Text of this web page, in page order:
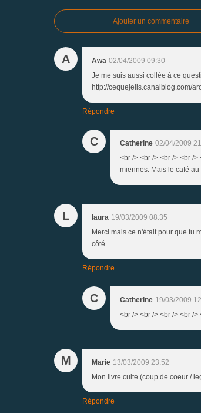
Ajouter un commentaire
A Awa 02/04/2009 09:30
Je me suis aussi collée à ce
http://cequejelis.canalblog.com/
Répondre
C Catherine 02/04/2009
<br /> <br /> <br /> <br /
miennes. Mais le café
L laura 19/03/2009 08:35
Merci mais ce n'était pour que tu
côté.
Répondre
C Catherine 19/03/2009
<br /> <br /> <br /> <br /
M Marie 13/03/2009 23:52
Mon livre culte (coup de coeur /
Répondre